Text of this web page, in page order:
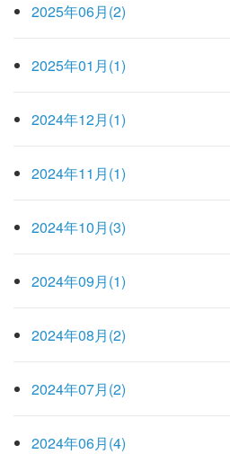
2025年06月(2)
2025年01月(1)
2024年12月(1)
2024年11月(1)
2024年10月(3)
2024年09月(1)
2024年08月(2)
2024年07月(2)
2024年06月(4)